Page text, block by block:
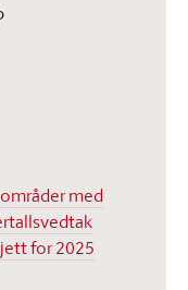
med
for 2025